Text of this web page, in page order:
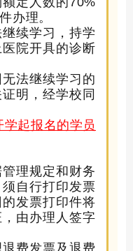
办理。
续学习，持学
院开具的诊断
无法继续学习 的
明，经学校同
起报名的学员
理规定和财务
自行打印发票
发票打印件将
由办理人签字